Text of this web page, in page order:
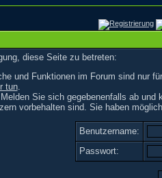
diese Seite zu betreten:
und Funktionen im Forum sind nur
tun.
Sie sich gegebenenfalls ab
vorbehalten sind. Sie haben
Benutzername:
Passwort: